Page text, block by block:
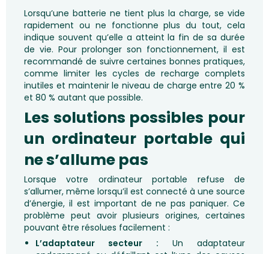
Lorsqu’une batterie ne tient plus la charge, se vide
rapidement ou ne fonctionne plus du tout, cela
indique souvent qu’elle a atteint la fin de sa durée
de vie. Pour prolonger son fonctionnement, il est
recommandé de suivre certaines bonnes pratiques,
comme limiter les cycles de recharge complets
inutiles et maintenir le niveau de charge entre 20 %
et 80 % autant que possible.
Les solutions possibles pour
un ordinateur portable qui
ne s’allume pas
Lorsque votre ordinateur portable refuse de
s’allumer, même lorsqu’il est connecté à une source
d’énergie, il est important de ne pas paniquer. Ce
problème peut avoir plusieurs origines, certaines
pouvant être résolues facilement :
L’adaptateur secteur : Un adaptateur